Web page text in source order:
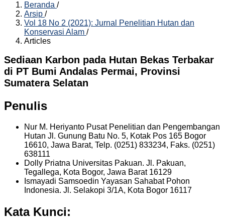
Beranda /
Arsip /
Vol 18 No 2 (2021): Jurnal Penelitian Hutan dan
Konservasi Alam /
Articles
Sediaan Karbon pada Hutan Bekas Terbakar
di PT Bumi Andalas Permai, Provinsi
Sumatera Selatan
Penulis
Nur M. Heriyanto Pusat Penelitian dan Pengembangan
Hutan Jl. Gunung Batu No. 5, Kotak Pos 165 Bogor
16610, Jawa Barat, Telp. (0251) 833234, Faks. (0251)
638111
Dolly Priatna Universitas Pakuan. Jl. Pakuan,
Tegallega, Kota Bogor, Jawa Barat 16129
Ismayadi Samsoedin Yayasan Sahabat Pohon
Indonesia. Jl. Selakopi 3/1A, Kota Bogor 16117
Kata Kunci: